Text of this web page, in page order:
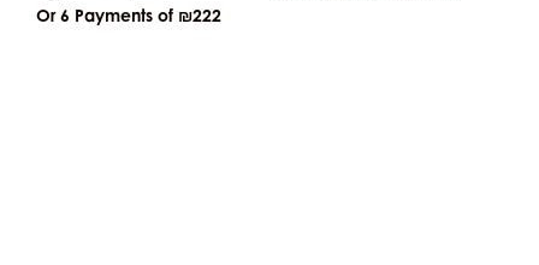
Or 6 Payments of ₪222